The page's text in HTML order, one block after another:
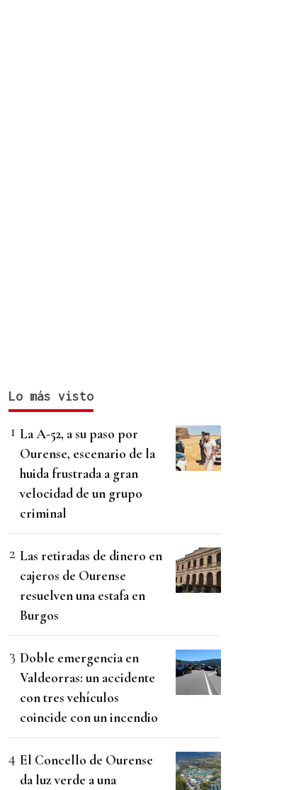
Lo más visto
La A-52, a su paso por
Ourense, escenario de la
huida frustrada a gran
velocidad de un grupo
criminal
Las retiradas de dinero en
cajeros de Ourense
resuelven una estafa en
Burgos
Doble emergencia en
Valdeorras: un accidente
con tres vehículos
coincide con un incendio
El Concello de Ourense
da luz verde a una